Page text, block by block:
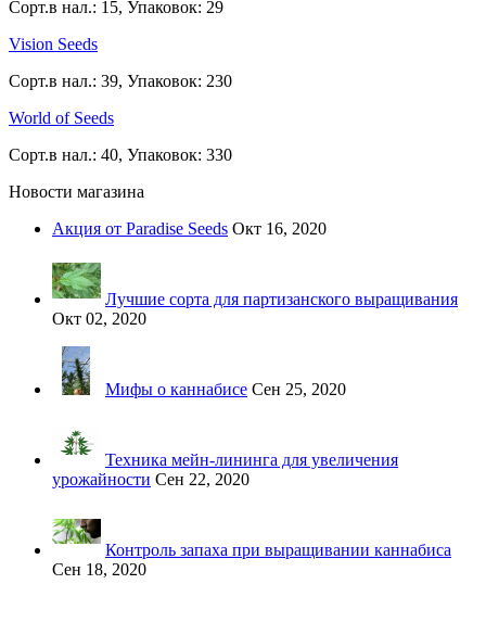
Сорт.в нал.: 15, Упаковок: 29
Vision Seeds
Сорт.в нал.: 39, Упаковок: 230
World of Seeds
Сорт.в нал.: 40, Упаковок: 330
Новости магазина
Акция от Paradise Seeds Окт 16, 2020
Лучшие сорта для партизанского выращивания
Окт 02, 2020
Мифы о каннабисе Сен 25, 2020
Техника мейн-лининга для увеличения
урожайности Сен 22, 2020
Контроль запаха при выращивании каннабиса
Сен 18, 2020